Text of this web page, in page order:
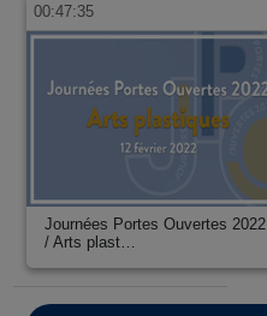
00:47:35
Journées Portes Ouvertes 2022
/ Arts plast…